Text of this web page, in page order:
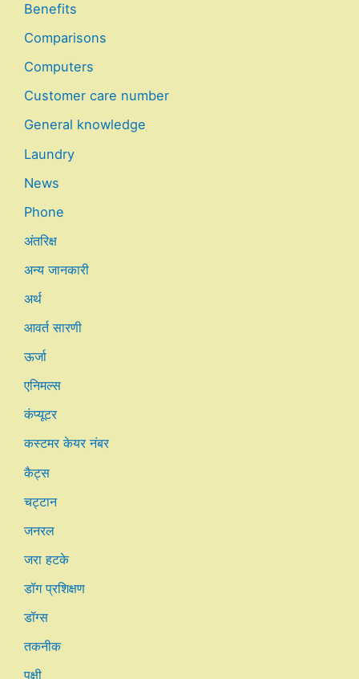
Benefits
Comparisons
Computers
Customer care number
General knowledge
Laundry
News
Phone
अंतरिक्ष
अन्य जानकारी
अर्थ
आवर्त सारणी
ऊर्जा
एनिमल्स
कंप्यूटर
कस्टमर केयर नंबर
कैट्स
चट्टान
जनरल
जरा हटके
डॉग प्रशिक्षण
डॉग्स
तकनीक
पक्षी